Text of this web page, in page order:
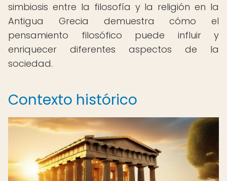
simbiosis entre la filosofía y la religión en la
Antigua Grecia demuestra cómo el
pensamiento filosófico puede influir y
enriquecer diferentes aspectos de la
sociedad.
Contexto histórico